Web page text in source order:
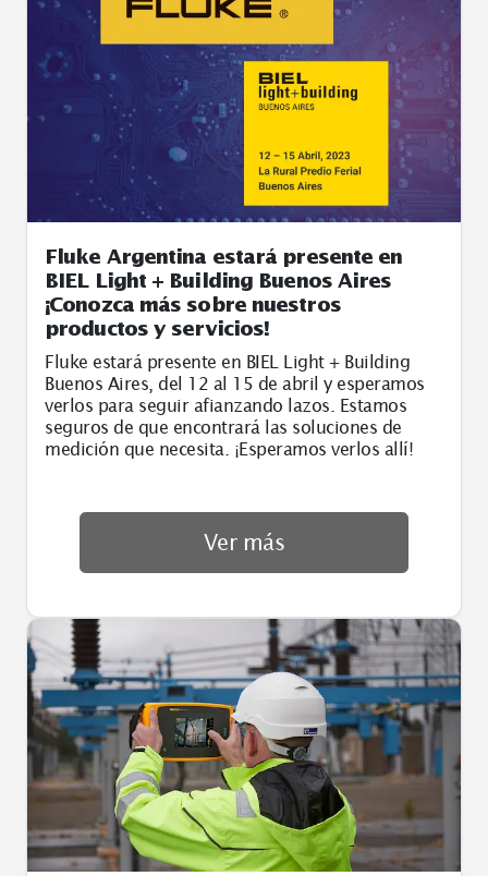
Fluke Argentina estará presente en
BIEL Light + Building Buenos Aires
¡Conozca más sobre nuestros
productos y servicios!
Fluke estará presente en BIEL Light + Building
Buenos Aires, del 12 al 15 de abril y esperamos
verlos para seguir afianzando lazos. Estamos
seguros de que encontrará las soluciones de
medición que necesita. ¡Esperamos verlos allí!
Ver más